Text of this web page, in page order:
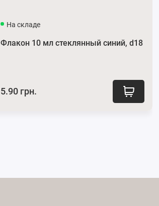
На складе
Флакон 10 мл стеклянный синий, d18
5.90 грн.